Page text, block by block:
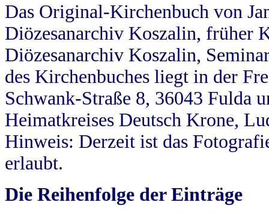
Das Original-Kirchenbuch von
Diözesanarchiv Koszalin, früher
Diözesanarchiv Koszalin,
des Kirchenbuches liegt in der
Schwank-Straße 8, 36043 Fulda
Heimatkreises Deutsch Krone,
Hinweis: Derzeit ist das
erlaubt.
Die Reihenfolge der Einträge